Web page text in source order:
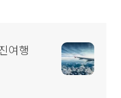
여행